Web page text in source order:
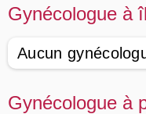
Gynécologue à
Aucun
Gynécologue à